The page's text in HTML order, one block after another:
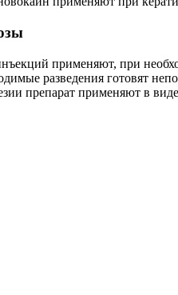
применяют, при
разведения готовят
препарат применяют в